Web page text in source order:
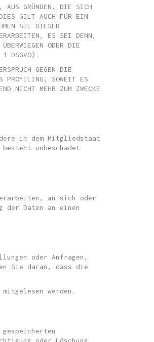
AUS GRÜNDEN, DIE SICH
DIES GILT AUCH FÜR EIN
SIE DIESER
ES SEI DENN,
ODER DIE
1 DSGVO).
GEGEN DIE
PROFILING, SOWEIT ES
NICHT MEHR ZUM ZWECKE
in dem Mitgliedstaat
unbeschadet
an sich oder
der Daten an einen
oder Anfragen,
Sie daran, dass die
werden.